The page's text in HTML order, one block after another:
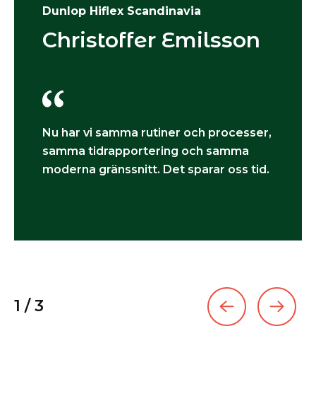
Dunlop Hiflex Scandinavia
Christoffer Emilsson
Nu har vi samma rutiner och processer,
samma tidrapportering och samma
moderna gränssnitt. Det sparar oss tid.
1 /3